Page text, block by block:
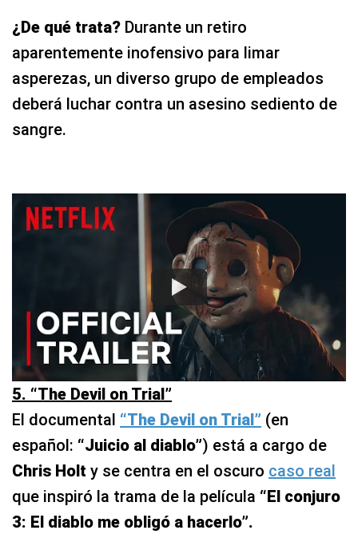
¿De qué trata? Durante un retiro
aparentemente inofensivo para limar
asperezas, un diverso grupo de empleados
deberá luchar contra un asesino sediento de
sangre.
5. “The Devil on Trial”
El documental “The Devil on Trial” (en
español: “Juicio al diablo”) está a cargo de
Chris Holt y se centra en el oscuro caso real
que inspiró la trama de la película “El conjuro
3: El diablo me obligó a hacerlo”.